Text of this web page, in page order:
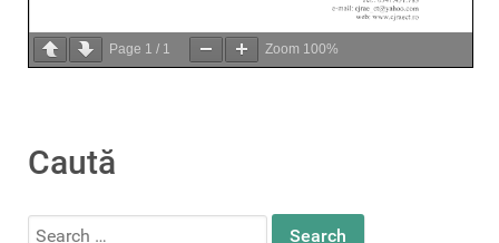
Page 1 / 1 Zoom 100%
Caută
Search